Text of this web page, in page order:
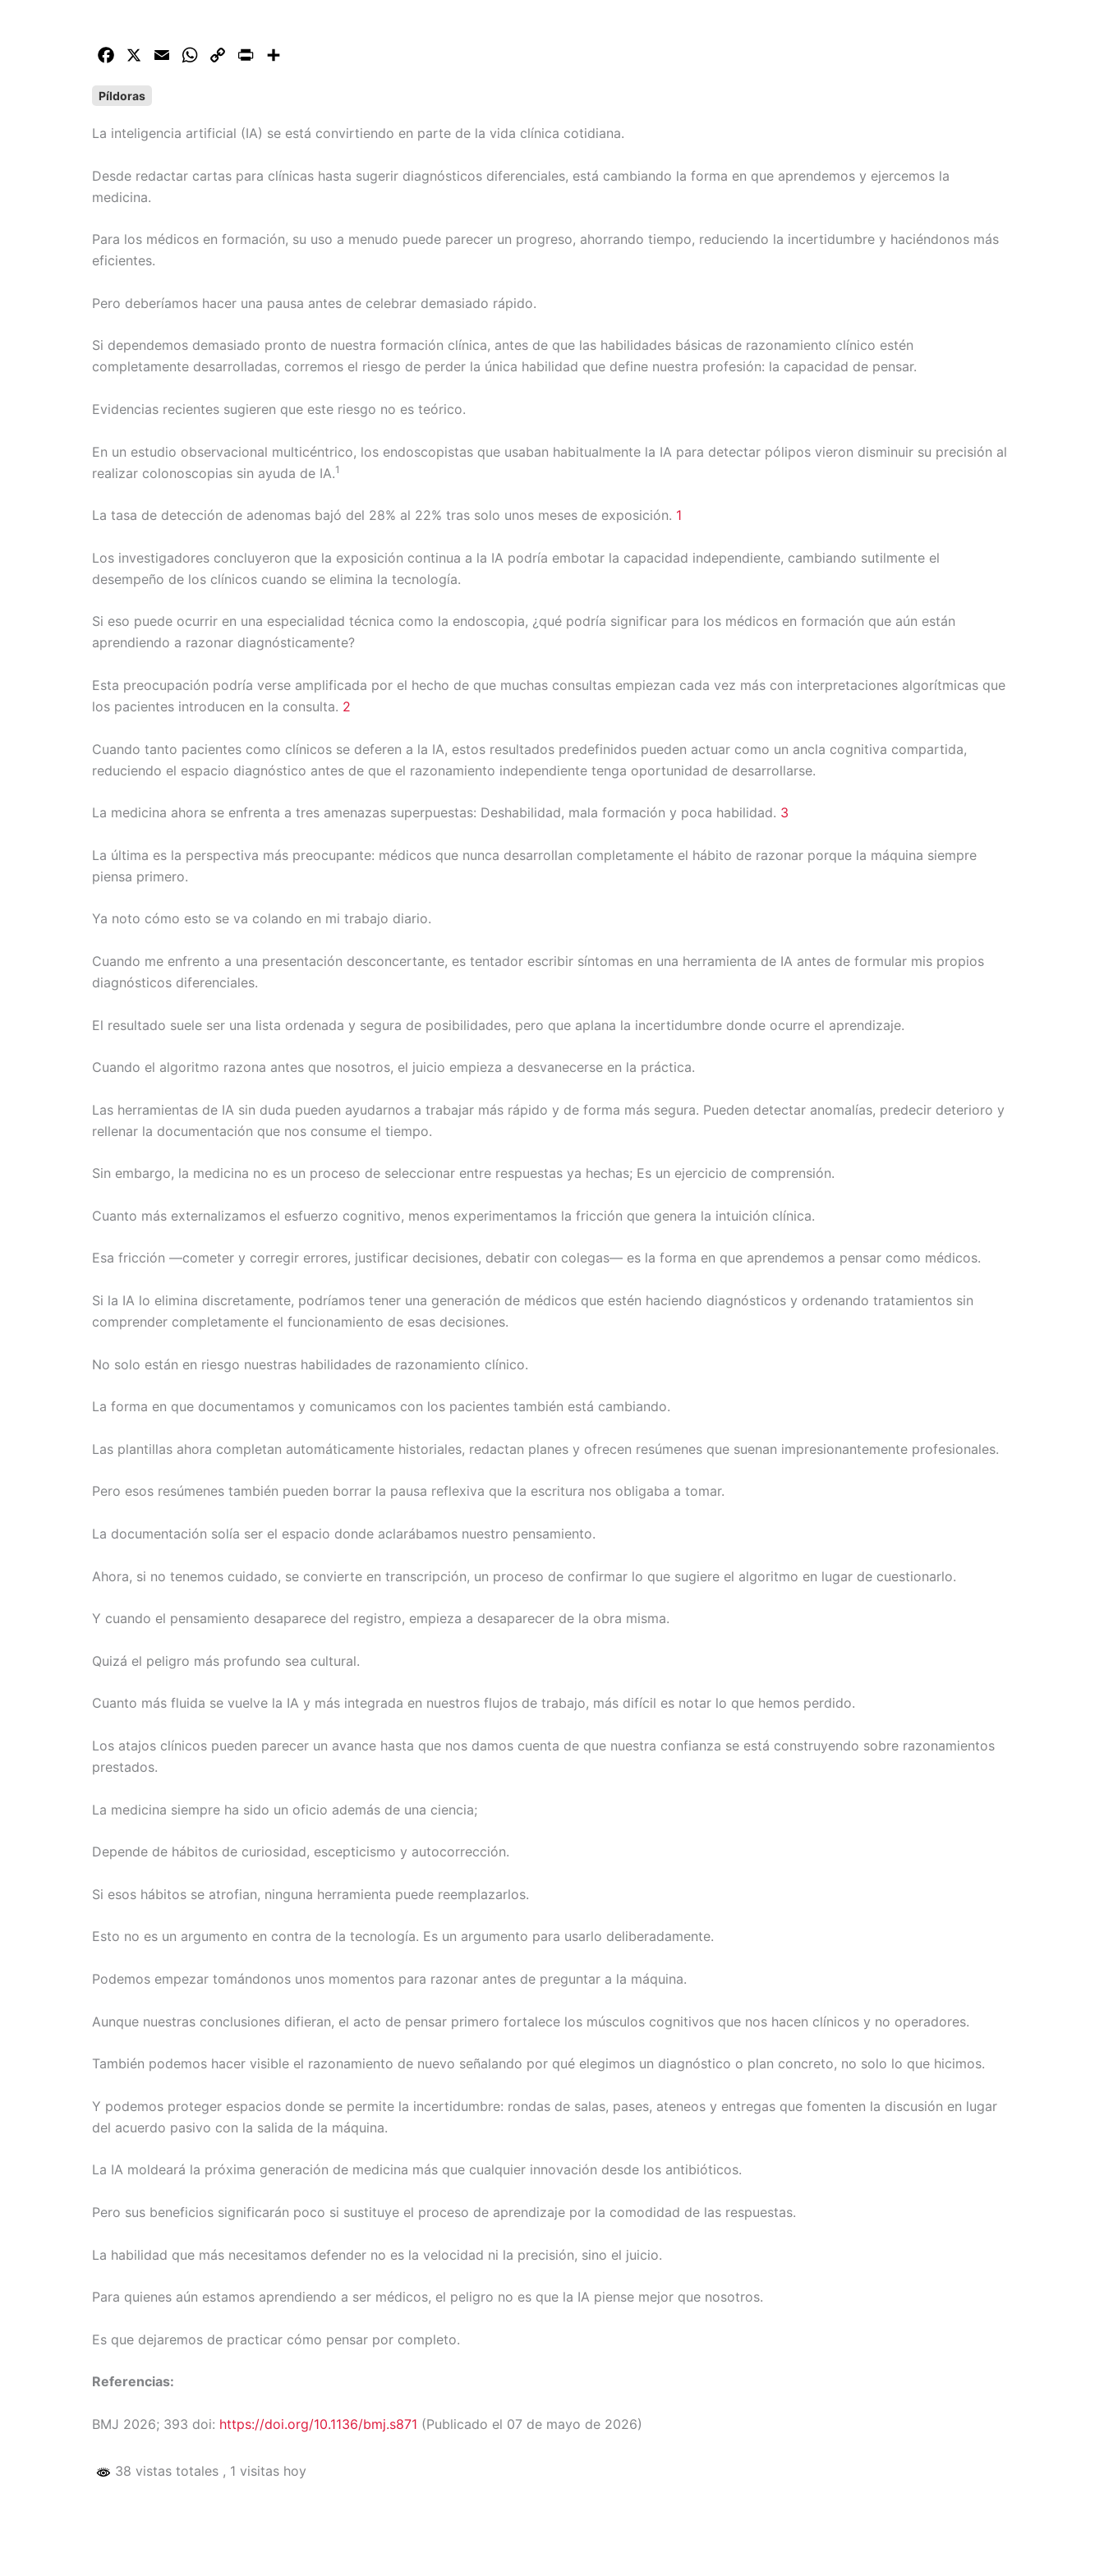
c
b
o
k
l
W
s
p
L
n
t
a
t
Píldoras
La inteligencia artificial (IA) se está convirtiendo en parte de la vida clínica cotidiana.
Desde redactar cartas para clínicas hasta sugerir diagnósticos diferenciales, está cambiando la forma en que aprendemos y ejercemos la
medicina.
Para los médicos en formación, su uso a menudo puede parecer un progreso, ahorrando tiempo, reduciendo la incertidumbre y haciéndonos más
eficientes.
Pero deberíamos hacer una pausa antes de celebrar demasiado rápido.
Si dependemos demasiado pronto de nuestra formación clínica, antes de que las habilidades básicas de razonamiento clínico estén
completamente desarrolladas, corremos el riesgo de perder la única habilidad que define nuestra profesión: la capacidad de pensar.
Evidencias recientes sugieren que este riesgo no es teórico.
En un estudio observacional multicéntrico, los endoscopistas que usaban habitualmente la IA para detectar pólipos vieron disminuir su precisión al
realizar colonoscopias sin ayuda de IA.1
La tasa de detección de adenomas bajó del 28% al 22% tras solo unos meses de exposición. 1
Los investigadores concluyeron que la exposición continua a la IA podría embotar la capacidad independiente, cambiando sutilmente el
desempeño de los clínicos cuando se elimina la tecnología.
Si eso puede ocurrir en una especialidad técnica como la endoscopia, ¿qué podría significar para los médicos en formación que aún están
aprendiendo a razonar diagnósticamente?
Esta preocupación podría verse amplificada por el hecho de que muchas consultas empiezan cada vez más con interpretaciones algorítmicas que
los pacientes introducen en la consulta. 2
Cuando tanto pacientes como clínicos se deferen a la IA, estos resultados predefinidos pueden actuar como un ancla cognitiva compartida,
reduciendo el espacio diagnóstico antes de que el razonamiento independiente tenga oportunidad de desarrollarse.
La medicina ahora se enfrenta a tres amenazas superpuestas: Deshabilidad, mala formación y poca habilidad. 3
La última es la perspectiva más preocupante: médicos que nunca desarrollan completamente el hábito de razonar porque la máquina siempre
piensa primero.
Ya noto cómo esto se va colando en mi trabajo diario.
Cuando me enfrento a una presentación desconcertante, es tentador escribir síntomas en una herramienta de IA antes de formular mis propios
diagnósticos diferenciales.
El resultado suele ser una lista ordenada y segura de posibilidades, pero que aplana la incertidumbre donde ocurre el aprendizaje.
Cuando el algoritmo razona antes que nosotros, el juicio empieza a desvanecerse en la práctica.
Las herramientas de IA sin duda pueden ayudarnos a trabajar más rápido y de forma más segura. Pueden detectar anomalías, predecir deterioro y
rellenar la documentación que nos consume el tiempo.
Sin embargo, la medicina no es un proceso de seleccionar entre respuestas ya hechas; Es un ejercicio de comprensión.
Cuanto más externalizamos el esfuerzo cognitivo, menos experimentamos la fricción que genera la intuición clínica.
Esa fricción —cometer y corregir errores, justificar decisiones, debatir con colegas— es la forma en que aprendemos a pensar como médicos.
Si la IA lo elimina discretamente, podríamos tener una generación de médicos que estén haciendo diagnósticos y ordenando tratamientos sin
comprender completamente el funcionamiento de esas decisiones.
No solo están en riesgo nuestras habilidades de razonamiento clínico.
La forma en que documentamos y comunicamos con los pacientes también está cambiando.
Las plantillas ahora completan automáticamente historiales, redactan planes y ofrecen resúmenes que suenan impresionantemente profesionales.
Pero esos resúmenes también pueden borrar la pausa reflexiva que la escritura nos obligaba a tomar.
La documentación solía ser el espacio donde aclarábamos nuestro pensamiento.
Ahora, si no tenemos cuidado, se convierte en transcripción, un proceso de confirmar lo que sugiere el algoritmo en lugar de cuestionarlo.
Y cuando el pensamiento desaparece del registro, empieza a desaparecer de la obra misma.
Quizá el peligro más profundo sea cultural.
Cuanto más fluida se vuelve la IA y más integrada en nuestros flujos de trabajo, más difícil es notar lo que hemos perdido.
Los atajos clínicos pueden parecer un avance hasta que nos damos cuenta de que nuestra confianza se está construyendo sobre razonamientos
prestados.
La medicina siempre ha sido un oficio además de una ciencia;
Depende de hábitos de curiosidad, escepticismo y autocorrección.
Si esos hábitos se atrofian, ninguna herramienta puede reemplazarlos.
Esto no es un argumento en contra de la tecnología. Es un argumento para usarlo deliberadamente.
Podemos empezar tomándonos unos momentos para razonar antes de preguntar a la máquina.
Aunque nuestras conclusiones difieran, el acto de pensar primero fortalece los músculos cognitivos que nos hacen clínicos y no operadores.
También podemos hacer visible el razonamiento de nuevo señalando por qué elegimos un diagnóstico o plan concreto, no solo lo que hicimos.
Y podemos proteger espacios donde se permite la incertidumbre: rondas de salas, pases, ateneos y entregas que fomenten la discusión en lugar
del acuerdo pasivo con la salida de la máquina.
La IA moldeará la próxima generación de medicina más que cualquier innovación desde los antibióticos.
Pero sus beneficios significarán poco si sustituye el proceso de aprendizaje por la comodidad de las respuestas.
La habilidad que más necesitamos defender no es la velocidad ni la precisión, sino el juicio.
Para quienes aún estamos aprendiendo a ser médicos, el peligro no es que la IA piense mejor que nosotros.
Es que dejaremos de practicar cómo pensar por completo.
Referencias:
BMJ 2026; 393 doi: https://doi.org/10.1136/bmj.s871 (Publicado el 07 de mayo de 2026)
38 vistas totales , 1 visitas hoy